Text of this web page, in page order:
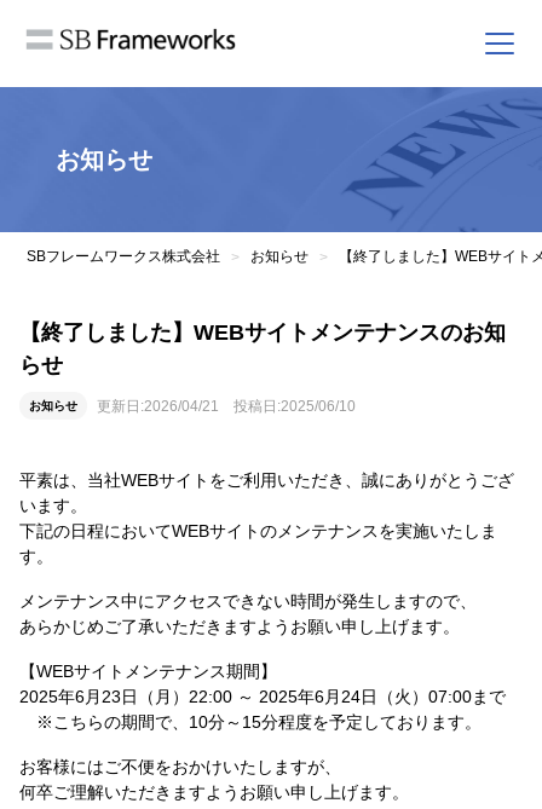
お知らせ
SBフレームワークス株式会社 > お知らせ > 【終了しました】WEBサイト
【終了しました】WEBサイトメンテナンスのお知
らせ
お知らせ 更新日:2026/04/21 投稿日:2025/06/10
平素は、当社WEBサイトをご利用いただき、誠にありがとうござ
います。
下記の日程においてWEBサイトのメンテナンスを実施いたしま
す。
メンテナンス中にアクセスできない時間が発生しますので、
あらかじめご了承いただきますようお願い申し上げます。
【WEBサイトメンテナンス期間】
2025年6月23日（月）22:00 ～ 2025年6月24日（火）07:00まで
※こちらの期間で、10分～15分程度を予定しております。
お客様にはご不便をおかけいたしますが、
何卒ご理解いただきますようお願い申し上げます。